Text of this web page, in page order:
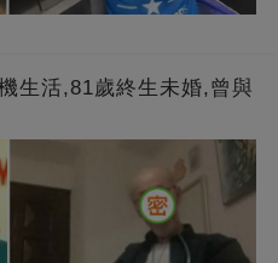
生活,81歲終生未婚,曾與